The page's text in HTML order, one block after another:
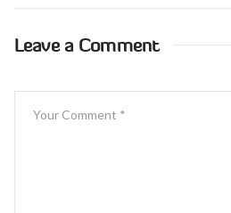
Leave a Comment